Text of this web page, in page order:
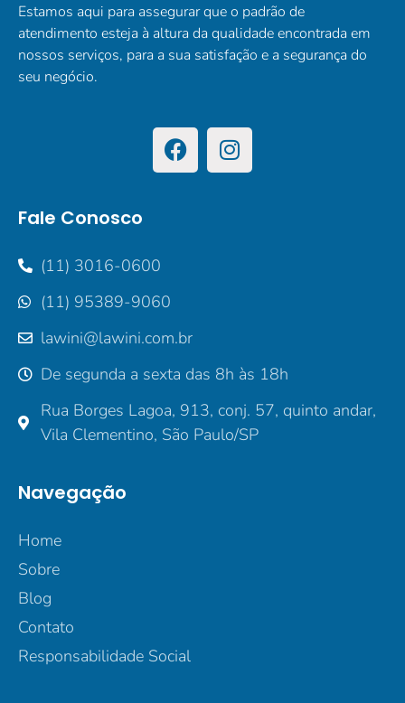
Estamos aqui para assegurar que o padrão de
atendimento esteja à altura da qualidade encontrada em
nossos serviços, para a sua satisfação e a segurança do
seu negócio.
Fale Conosco
(11) 3016-0600
(11) 95389-9060
lawini@lawini.com.br
De segunda a sexta das 8h às 18h
Rua Borges Lagoa, 913, conj. 57, quinto andar,
Vila Clementino, São Paulo/SP
Navegação
Home
Sobre
Blog
Contato
Responsabilidade Social